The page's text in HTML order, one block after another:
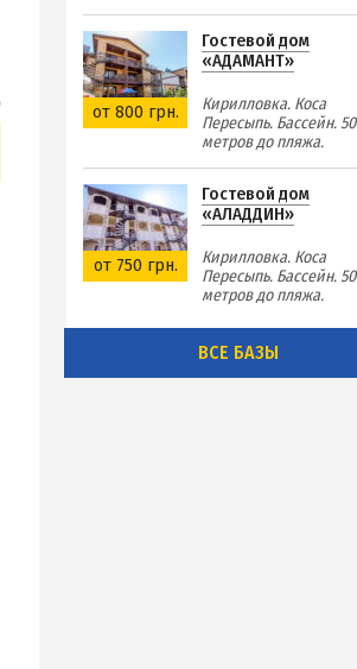
от 800 грн.
Гостевой дом
«АДАМАНТ»
Кирилловка. Коса
Пересыпь. Бассейн. 50
метров до пляжа.
от 750 грн.
Гостевой дом
«АЛАДДИН»
Кирилловка. Коса
Пересыпь. Бассейн. 50
метров до пляжа.
ВСЕ БАЗЫ